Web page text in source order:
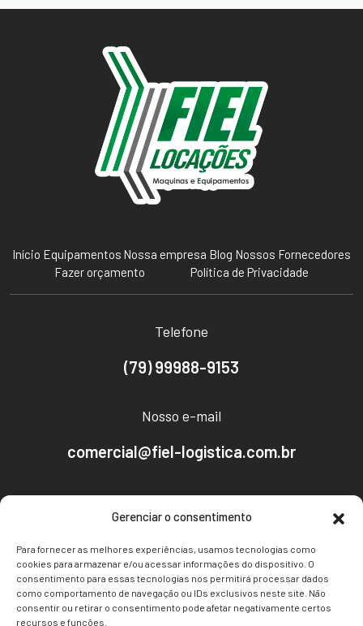
Gerenciar o consentimento
Para fornecer as melhores experiências, usamos tecnologias como
cookies para armazenar e/ou acessar informações do dispositivo. O
consentimento para essas tecnologias nos permitirá processar dados
como comportamento de navegação ou IDs exclusivos neste site. Não
consentir ou retirar o consentimento pode afetar negativamente certos
recursos e funções.
Início Equipamentos Nossa empresa Blog Nossos Fornecedores
Fazer orçamento
Política de Privacidade
Telefone
(79) 99988-9153
Nosso e-mail
comercial@fiel-logistica.com.br
Nosso endereço
49030-640
Bairro Farolândia, Aracaju-SE